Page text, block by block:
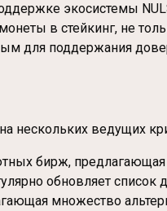
экосистемы
в стейкинг, не
для поддержания
нескольких ведущих
бирж,
обновляет
множество